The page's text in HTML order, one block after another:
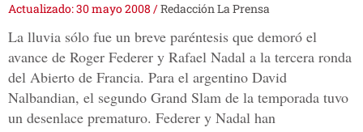
Actualizado: 30 mayo 2008 /Redacción La Prensa
La lluvia sólo fue un breve paréntesis que demoró el
avance de Roger Federer y Rafael Nadal a la tercera ronda
del Abierto de Francia. Para el argentino David
Nalbandian, el segundo Grand Slam de la temporada tuvo
un desenlace prematuro. Federer y Nadal han